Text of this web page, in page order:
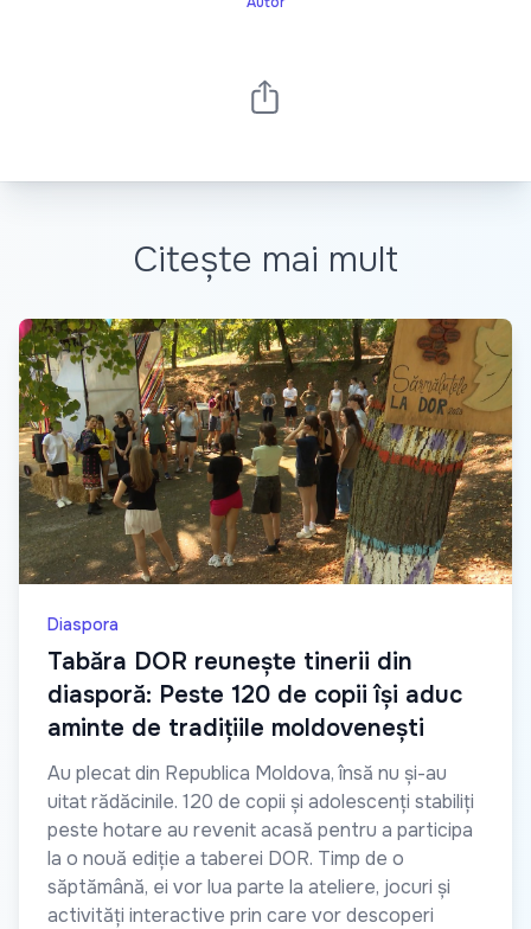
Citește mai mult
Diaspora
Tabăra DOR reunește tinerii din
diasporă: Peste 120 de copii își aduc
aminte de tradițiile moldovenești
Au plecat din Republica Moldova, însă nu și-au
uitat rădăcinile. 120 de copii și adolescenți stabiliți
peste hotare au revenit acasă pentru a participa
la o nouă ediție a taberei DOR. Timp de o
săptămână, ei vor lua parte la ateliere, jocuri și
activități interactive prin care vor descoperi